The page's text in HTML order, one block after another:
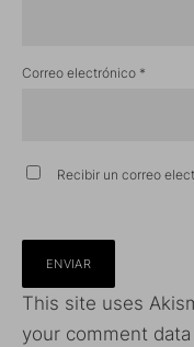
Correo electrónico *
Recibir un correo
This site uses
your comment